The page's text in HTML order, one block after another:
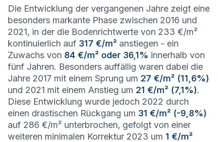
Die Entwicklung der vergangenen Jahre zeigt eine
besonders markante Phase zwischen 2016 und
2021, in der die Bodenrichtwerte von 233 €/m²
kontinuierlich auf 317 €/m² anstiegen - ein
Zuwachs von 84 €/m² oder 36,1% innerhalb von
fünf Jahren. Besonders auffällig waren dabei die
Jahre 2017 mit einem Sprung um 27 €/m² (11,6%)
und 2021 mit einem Anstieg um 21 €/m² (7,1%).
Diese Entwicklung wurde jedoch 2022 durch
einen drastischen Rückgang um 31 €/m² (-9,8%)
auf 286 €/m² unterbrochen, gefolgt von einer
weiteren minimalen Korrektur 2023 um 1 €/m²